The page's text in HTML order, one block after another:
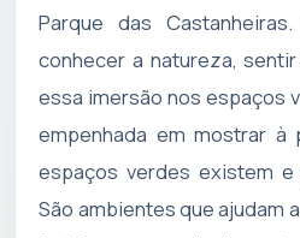
Parque das
conhecer a natureza,
essa imersão nos espaços
empenhada em mostrar à
espaços verdes existem
São ambientes que ajudam